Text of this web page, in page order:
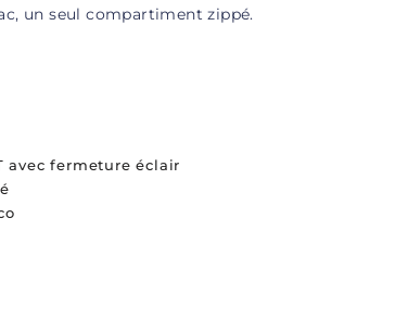
un seul compartiment zippé.
avec fermeture éclair